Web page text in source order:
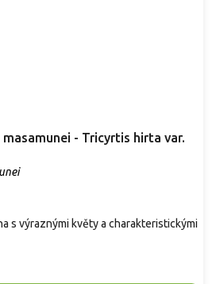
- Tricyrtis hirta var.
s výraznými květy a charakteristickými